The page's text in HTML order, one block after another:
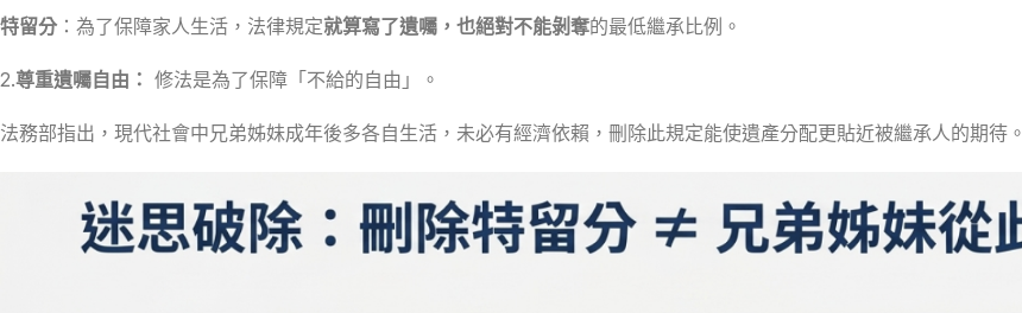
特留分 ：為了保障家人生活，法律規定就算寫了遺囑，也絕對不能剝奪的最低繼承比例。
2.尊重遺囑自由： 修法是為了保障「不給的自由」。
法務部指出，現代社會中兄弟姊妹成年後多各自生活，未必有經濟依賴，刪除此規定能使遺產分配更貼近被繼承人的期待。